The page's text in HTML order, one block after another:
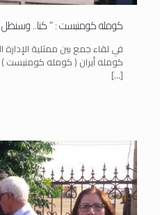
كومله كومنيست : ” كنا.. وسنظل
في لقاء جمع بين ممثلية الإدارة
كومله أيران ( كومله كومنيست ) 31 آيار2017, أكد ممثل الحزب
[…]